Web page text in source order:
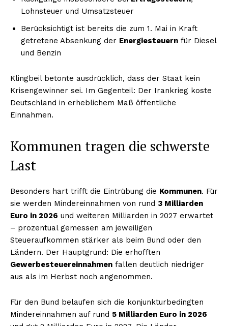
Lohnsteuer und Umsatzsteuer
Berücksichtigt ist bereits die zum 1. Mai in Kraft
getretene Absenkung der Energiesteuern für Diesel
und Benzin
Klingbeil betonte ausdrücklich, dass der Staat kein
Krisengewinner sei. Im Gegenteil: Der Irankrieg koste
Deutschland in erheblichem Maß öffentliche
Einnahmen.
Kommunen tragen die schwerste
Last
Besonders hart trifft die Eintrübung die Kommunen. Für
sie werden Mindereinnahmen von rund 3 Milliarden
Euro in 2026 und weiteren Milliarden in 2027 erwartet
– prozentual gemessen am jeweiligen
Steueraufkommen stärker als beim Bund oder den
Ländern. Der Hauptgrund: Die erhofften
Gewerbesteuereinnahmen fallen deutlich niedriger
aus als im Herbst noch angenommen.
Für den Bund belaufen sich die konjunkturbedingten
Mindereinnahmen auf rund 5 Milliarden Euro in 2026